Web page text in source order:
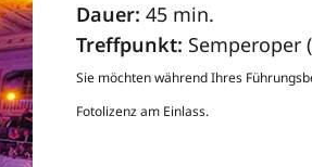
Dauer: 45 min.
Treffpunkt: Semperoper
Sie möchten während Ihres
Fotolizenz am Einlass.